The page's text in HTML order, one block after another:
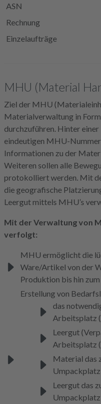
ASN
Rechnung
Einzelaufträge
MHU (Material
Ziel der MHU
Materialverwaltung in
durchzuführen. Hinter
eindeutigen MHU-
Informationen zu der
Weiteren sollen alle
protokolliert werden. Mit
die geografische
Leergut mittels MHU’s
Mit der Verwaltung von
verfolgt:
MHU ermöglicht die
Ware/Artikel von der
Produktion bis hin zum
Erstellung von
das
Arbeitsplatz
Leergut
Arbeitsplatz
Material das
Umpackplatz
Leergut das
Umpackplatz